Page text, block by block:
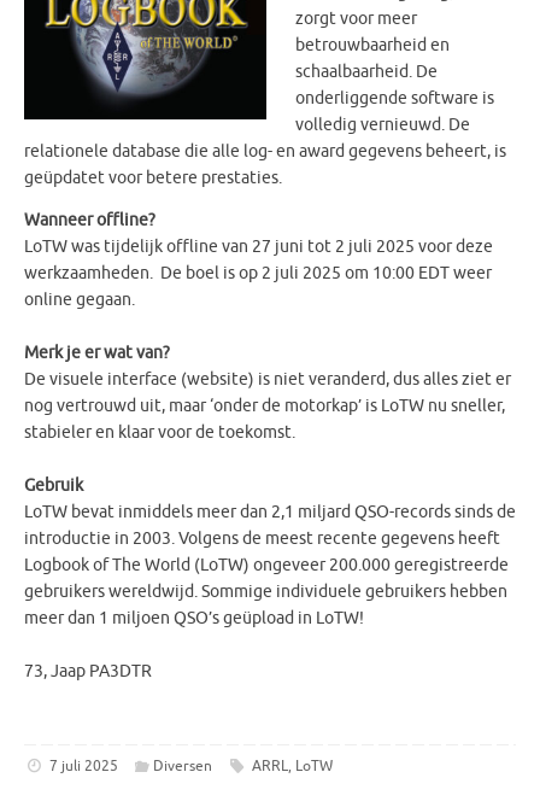
zorgt voor meer
betrouwbaarheid en
schaalbaarheid. De
onderliggende software is
volledig vernieuwd. De
relationele database die alle log- en award gegevens beheert, is
geüpdatet voor betere prestaties.
Wanneer offline?
LoTW was tijdelijk offline van 27 juni tot 2 juli 2025 voor deze
werkzaamheden. De boel is op 2 juli 2025 om 10:00 EDT weer
online gegaan.
Merk je er wat van?
De visuele interface (website) is niet veranderd, dus alles ziet er
nog vertrouwd uit, maar ‘onder de motorkap’ is LoTW nu sneller,
stabieler en klaar voor de toekomst.
Gebruik
LoTW bevat inmiddels meer dan 2,1 miljard QSO-records sinds de
introductie in 2003. Volgens de meest recente gegevens heeft
Logbook of The World (LoTW) ongeveer 200.000 geregistreerde
gebruikers wereldwijd. Sommige individuele gebruikers hebben
meer dan 1 miljoen QSO’s geüpload in LoTW!
73, Jaap PA3DTR
7 juli 2025 Diversen ARRL, LoTW